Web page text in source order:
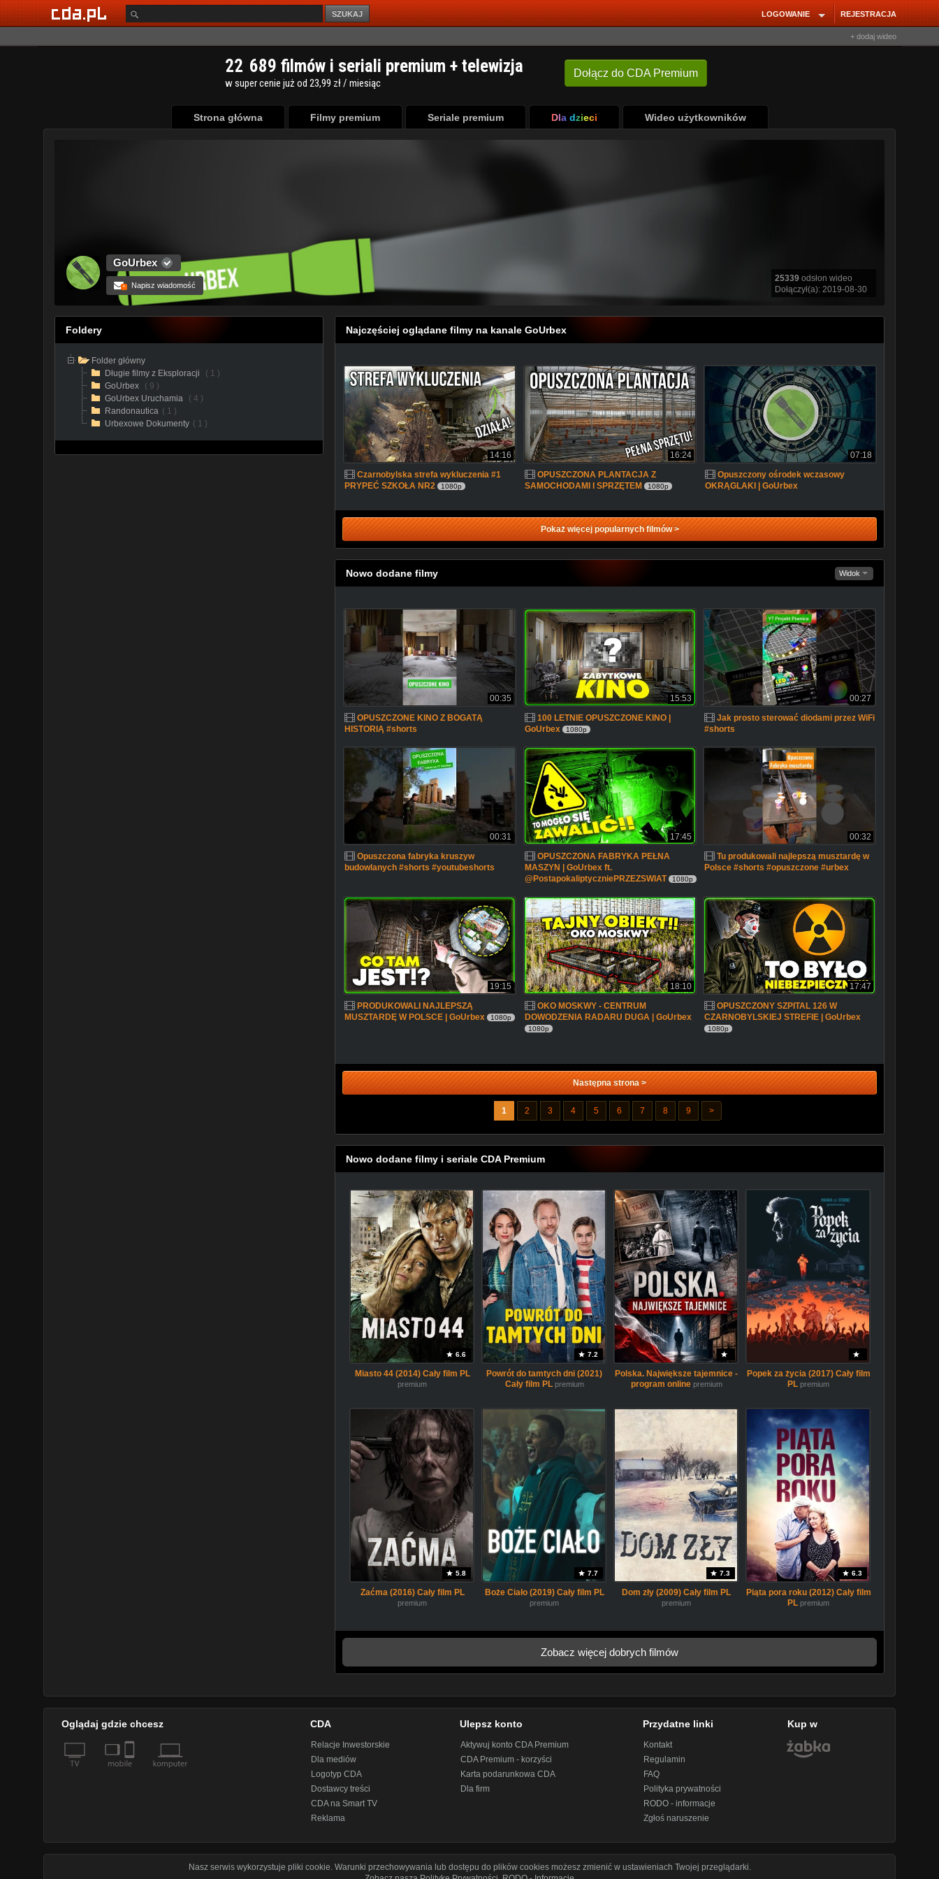
SZUKAJ LOGOWANIE REJESTRACJA
+ dodaj wideo
Strona główna Filmy premium Seriale premium Dla dzieci Wideo użytkowników
GoUrbex
+ Napisz wiadomość
25339 odsłon wideo
Dołączył(a): 2019-08-30
Foldery
Folder główny
Długie filmy z Eksploracji
( 1 )
GoUrbex
( 9 )
GoUrbex Uruchamia
( 4 )
Randonautica ( 1 )
Urbexowe Dokumenty ( 1 )
Najczęściej oglądane filmy na kanale GoUrbex
14:16
Czarnobylska strefa wykluczenia #1
PRYPEĆ SZKOŁA NR2
1080p
16:24
OPUSZCZONA PLANTACJA Z
SAMOCHODAMI I SPRZĘTEM
1080p
07:18
Opuszczony ośrodek wczasowy
OKRĄGLAKI | GoUrbex
Pokaż więcej popularnych filmów >
Widok
Nowo dodane filmy
00:35
OPUSZCZONE KINO Z BOGATĄ
HISTORIĄ #shorts
15:53
100 LETNIE OPUSZCZONE KINO |
GoUrbex
1080p
00:27
Jak prosto sterować diodami przez WiFi
#shorts
00:31
Opuszczona fabryka kruszyw
budowlanych #shorts #youtubeshorts
17:45
OPUSZCZONA FABRYKA PEŁNA
MASZYN | GoUrbex ft.
@PostapokaliptyczniePRZEZSWIAT
1080p
00:32
Tu produkowali najlepszą musztardę w
Polsce #shorts #opuszczone #urbex
19:15
PRODUKOWALI NAJLEPSZĄ
MUSZTARDĘ W POLSCE | GoUrbex
1080p
18:10
OKO MOSKWY - CENTRUM
DOWODZENIA RADARU DUGA | GoUrbex
1080p
17:47
OPUSZCZONY SZPITAL 126 W
CZARNOBYLSKIEJ STREFIE | GoUrbex
1080p
Następna strona >
1 2 3 4 5 6 7 8 9 >
Nowo dodane filmy i seriale CDA Premium
6.6
Miasto 44 (2014) Cały film PL
premium
7.2
Powrót do tamtych dni (2021)
Cały film PL premium
Polska. Największe tajemnice -
program online premium
Popek za życia (2017) Cały film
PL premium
5.8
Zaćma (2016) Cały film PL
premium
7.7
Boże Ciało (2019) Cały film PL
premium
7.3
Dom zły (2009) Cały film PL
premium
6.3
Piąta pora roku (2012) Cały film
PL premium
Zobacz więcej dobrych filmów
Oglądaj gdzie chcesz CDA
Relacje Inwestorskie
Dla mediów
Logotyp CDA
Dostawcy treści
CDA na Smart TV
Reklama
Ulepsz konto
Aktywuj konto CDA Premium
CDA Premium - korzyści
Karta podarunkowa CDA
Dla firm
Przydatne linki
Kontakt
Regulamin
FAQ
Polityka prywatności
RODO - informacje
Zgłoś naruszenie
Kup w
Nasz serwis wykorzystuje pliki cookie. Warunki przechowywania lub dostępu do plików cookies możesz zmienić w ustawieniach Twojej przeglądarki.